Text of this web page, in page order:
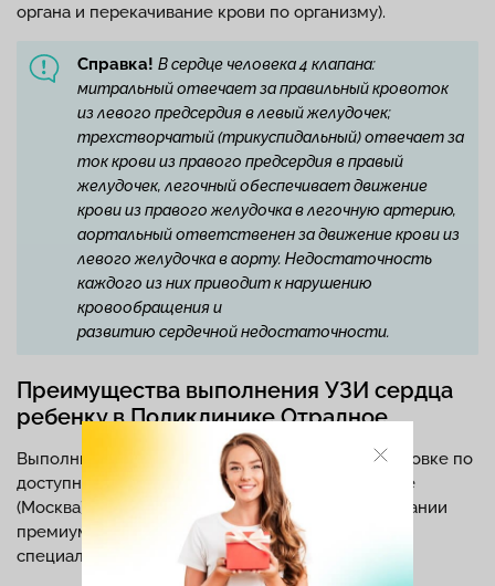
органа и перекачивание крови по организму).
Справка! В сердце человека 4 клапана:
митральный отвечает за правильный кровоток
из левого предсердия в левый желудочек;
трехстворчатый (трикуспидальный) отвечает за
ток крови из правого предсердия в правый
желудочек, легочный обеспечивает движение
крови из правого желудочка в легочную артерию,
аортальный ответственен за движение крови из
левого желудочка в аорту. Недостаточность
каждого из них приводит к нарушению
кровообращения и
развитию сердечной недостаточности.
Преимущества выполнения УЗИ сердца
ребенку в Поликлинике Отрадное
Выполнить ЭхоКГ ребенку в комфортной обстановке по
доступной цене можно в Поликлинике Отрадное
(Москва). Диагностика выполняется на оборудовании
премиум-класса высококвалифицированными
специалистами.